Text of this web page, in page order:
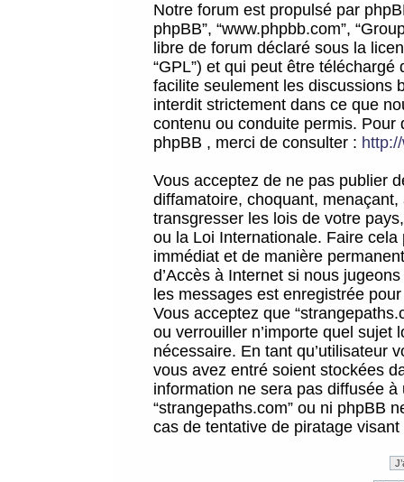
Notre forum est propulsé par
phpBB”, “www.phpbb.com”,
libre de forum déclaré sous la
“GPL”) et qui peut être téléchargé
facilite seulement les discussions
interdit strictement dans ce que
contenu ou conduite permis.
phpBB , merci de consulter :
Vous acceptez de ne pas publier
diffamatoire, choquant,
transgresser les lois de votre
ou la Loi Internationale. Faire
immédiat et de manière
d’Accès à Internet si nous
les messages est enregistrée
Vous acceptez que
ou verrouiller n’importe quel sujet
nécessaire. En tant qu’utilisateur
vous avez entré soient stockées
information ne sera pas diffusée
“strangepaths.com” ou ni phpBB
cas de tentative de piratage